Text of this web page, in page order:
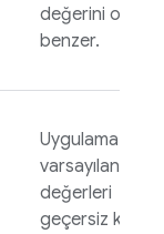
değerini
benzer.
Uygulama içi
varsayılan
değerleri
geçersiz kılmak